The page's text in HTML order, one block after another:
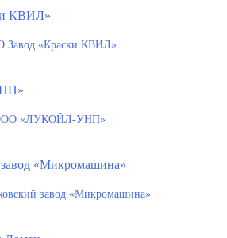
Завод «Краски КВИЛ»
«ЛУКОЙЛ-УНП»
завод «Микромашина»